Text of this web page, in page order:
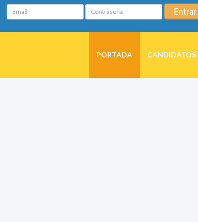
Email Contraseña Entrar
PORTADA CANDIDATOS